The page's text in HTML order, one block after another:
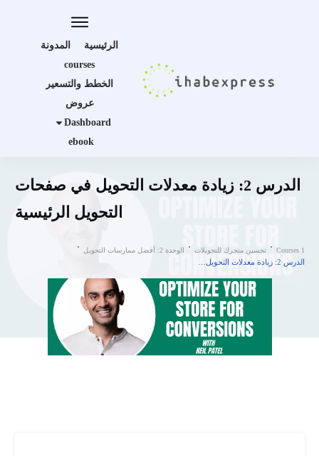
الرئيسية
المدونة
courses
الخطط والتسعير
عروض
Dashboard
ebook
الدرس 2: زيادة معدلات التحويل في صفحات
التحويل الرئيسية
Courses 1 تحسين متجرك للتحويلات الوحدة 2: أفضل ممارسات التحويل